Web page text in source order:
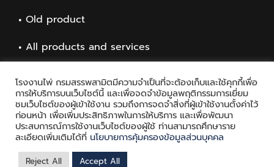
Old product
All products and services
Copyright © 2021 Playing Card Factory, all rights reserved
Facebook
โรงงานไพ่ กรมสรรพสามิตมีความจำเป็นที่จะต้องเก็บและใช้คุกกี้เพื่อ
การให้บริการบนเว็บไซต์นี้ และเพื่อจดจำข้อมูลพฤติกรรมการเยี่ยม
ชมเว็บไซต์ของผู้เข้าใช้งาน รวมถึงการจดจำสิ่งที่ผู้เข้าใช้งานตั้งค่าไว้
ก่อนหน้า เพื่อเพิ่มประสิทธิภาพในการให้บริการ และเพื่อพัฒนา
ประสบการณ์การใช้งานเว็บไซต์ของผู้ใช้ ท่านสามารถศึกษาราย
ละเอียดเพิ่มเติมได้ที่ นโยบายการคุ้มครองข้อมูลส่วนบุคคล
Reject All Accept All